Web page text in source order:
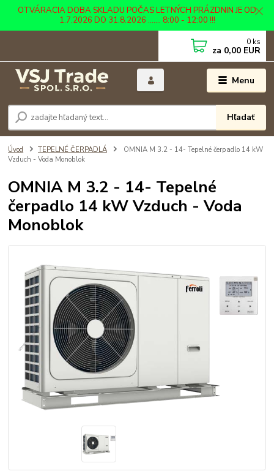
OTVÁRACIA DOBA SKLADU POČAS LETNÝCH PRÁZDNIN JE OD
1.7.2026 DO 31.8.2026 ....... 8:00 - 12:00 !!!
Menu
Hľadať
0 ks
za 0,00 EUR
Úvod TEPELNÉ ČERPADLÁ
OMNIA M 3.2 - 14- Tepelné čerpadlo 14 kW
Vzduch - Voda Monoblok
OMNIA M 3.2 - 14- Tepelné
čerpadlo 14 kW Vzduch - Voda
Monoblok